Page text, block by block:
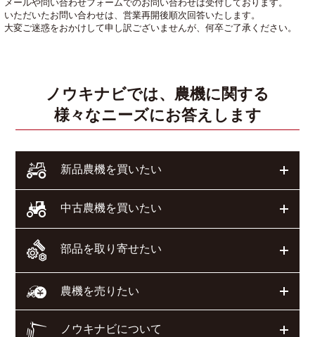
メールや問い合わせフォームでのお問い合わせは受付しております。
いただいたお問い合わせは、営業再開後順次回答いたします。
大変ご迷惑をおかけして申し訳ございませんが、何卒ご了承ください。
ノウキナビでは、農機に関する
様々なニーズにお答えします
新品農機を買いたい
中古農機を買いたい
部品を取り寄せたい
農機を売りたい
ノウキナビについて